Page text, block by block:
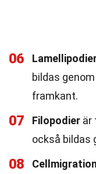
06
bildas
framkant.
07 Filopodier är
också bildas
08 Cellmigration